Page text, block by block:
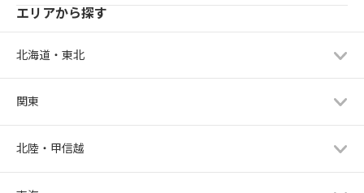
エリアから探す
北海道・東北
関東
北陸・甲信越